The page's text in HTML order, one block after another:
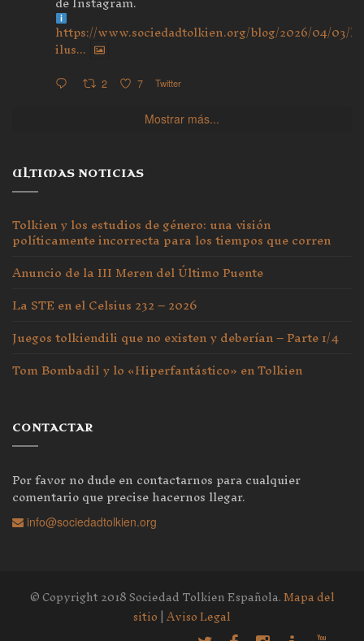
https://www.sociedadtolkien.org/blog/2026/04/03/
ilus...
2 7 Twitter
Mostrar más...
ULTIMAS NOTICIAS
Tolkien y los estudios de género: una visión
políticamente incorrecta para los tiempos que corren
Anuncio de la III Meren del Último Puente
La STE en el Celsius 232 – 2026
Juegos tolkiendili que no existen y deberían – Parte 1/4
Tom Bombadil y lo «Hiperfantástico» en Tolkien
CONTACTAR
Por favor no dude en contactarnos para cualquier
comentario que precise hacernos llegar.
info@sociedadtolkien.org
© Copyright 2018 Sociedad Tolkien Española.Mapa del
sitio|Aviso Legal